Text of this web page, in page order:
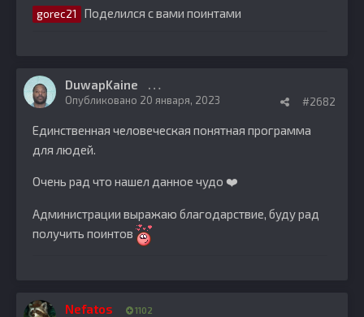
gorec21 Поделился с вами поинтами
DuwapKaine 0
#2682
Опубликовано 20 января, 2023
Единственная человеческая понятная программа
для людей.
Очень рад что нашел данное чудо ❤️
Администрации выражаю благодарствие, буду рад
получить поинтов
Nefatos 1102